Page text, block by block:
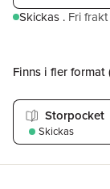
Skickas . Fri
Finns i fler format
Storpocket
Skickas